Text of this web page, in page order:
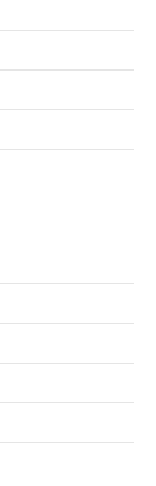
कमाल, बकरी